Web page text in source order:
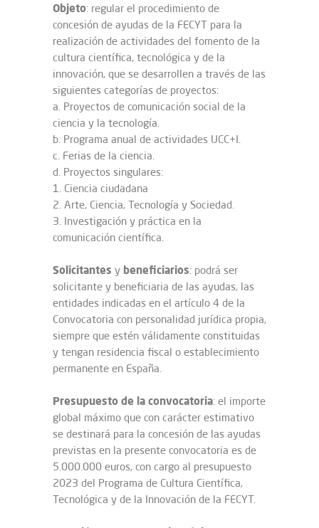
Objeto: regular el procedimiento de
concesión de ayudas de la FECYT para la
realización de actividades del fomento de la
cultura científica, tecnológica y de la
innovación, que se desarrollen a través de las
siguientes categorías de proyectos:
a. Proyectos de comunicación social de la
ciencia y la tecnología.
b. Programa anual de actividades UCC+I.
c. Ferias de la ciencia.
d. Proyectos singulares:
1. Ciencia ciudadana
2. Arte, Ciencia, Tecnología y Sociedad.
3. Investigación y práctica en la
comunicación científica.
Solicitantes y beneficiarios: podrá ser
solicitante y beneficiaria de las ayudas, las
entidades indicadas en el artículo 4 de la
Convocatoria con personalidad jurídica propia,
siempre que estén válidamente constituidas
y tengan residencia fiscal o establecimiento
permanente en España.
Presupuesto de la convocatoria: el importe
global máximo que con carácter estimativo
se destinará para la concesión de las ayudas
previstas en la presente convocatoria es de
5.000.000 euros, con cargo al presupuesto
2023 del Programa de Cultura Científica,
Tecnológica y de la Innovación de la FECYT.